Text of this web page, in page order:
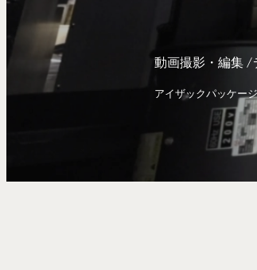
動画撮影・編集
アイザックパッケー